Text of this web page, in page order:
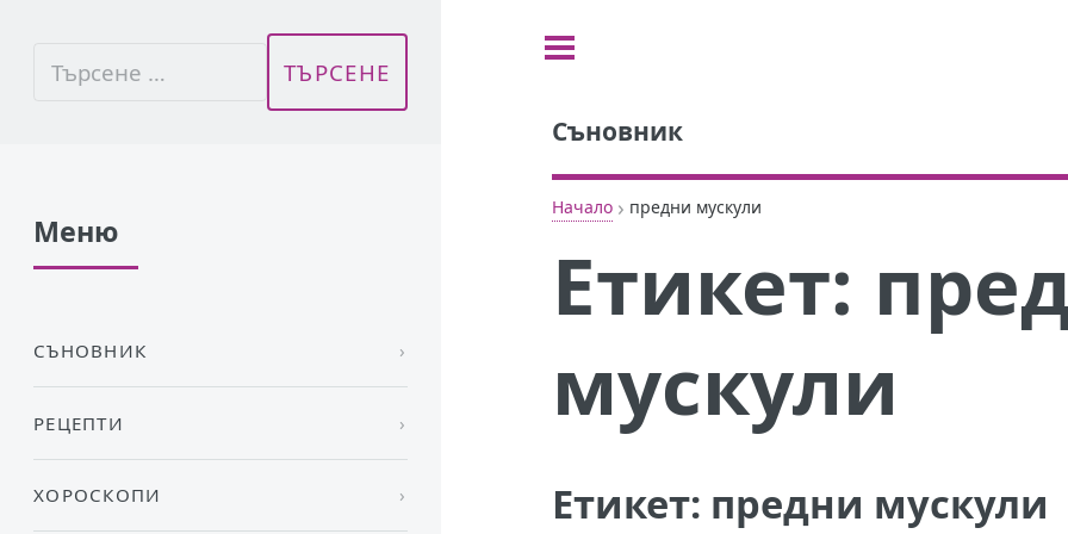
Съновник
Начало › предни мускули
Етикет:
мускули
Етикет: предни мускули
Меню
СЪНОВНИК
РЕЦЕПТИ
ХОРОСКОПИ